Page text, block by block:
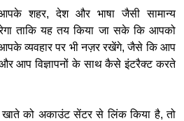
शहर, देश और भाषा जैसी सामान्य
ताकि यह तय किया जा सके कि आपको
आपके व्यवहार पर भी नज़र रखेंगे, जैसे कि आप
आप विज्ञापनों के साथ कैसे इंटरैक्ट करते
को अकाउंट सेंटर से लिंक किया है, तो